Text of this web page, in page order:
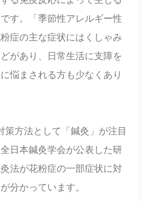
す。「季節性アレルギー性
症の主な症状にはくしゃみ
があり、日常生活に支障を
悩まされる方も少なくあり
策方法として「鍼灸」が注目
日本鍼灸学会が公表した研
法が花粉症の一部症状に対
分かっています。